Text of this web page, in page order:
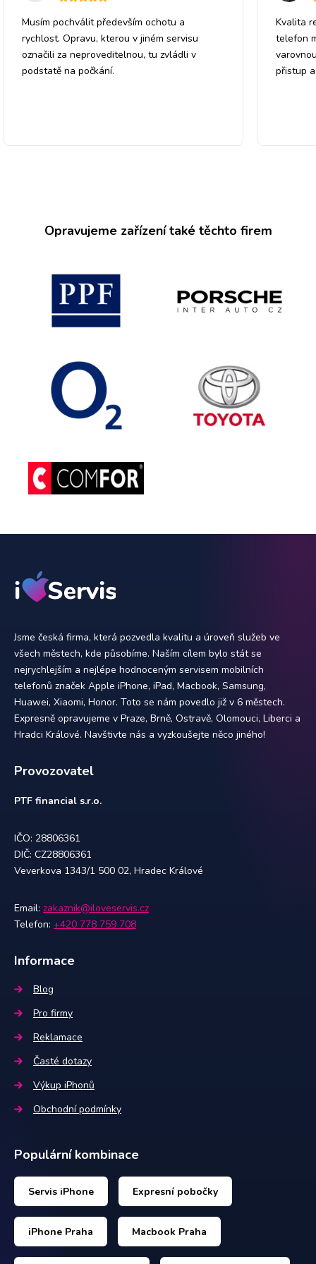
Musím pochválit především ochotu a
rychlost. Opravu, kterou v jiném servisu
označili za neproveditelnou, tu zvládli v
podstatě na počkání.
Kvalita
telefon
přistup
Opravujeme zařízení také těchto firem
Jsme česká firma, která pozvedla kvalitu a úroveň služeb ve
všech městech, kde působíme. Naším cílem bylo stát se
nejrychlejším a nejlépe hodnoceným servisem mobilních
telefonů značek Apple iPhone, iPad, Macbook, Samsung,
Huawei, Xiaomi, Honor. Toto se nám povedlo již v 6 městech.
Expresně opravujeme v Praze, Brně, Ostravě, Olomouci, Liberci a
Hradci Králové. Navštivte nás a vyzkoušejte něco jiného!
Provozovatel
PTF financial s.r.o.
IČO: 28806361
DIČ: CZ28806361
Veverkova 1343/1 500 02, Hradec Králové
Email: zakaznik@iloveservis.cz
Telefon: +420 778 759 708
Informace
Blog
Pro firmy
Reklamace
Časté dotazy
Výkup iPhonů
Obchodní podmínky
Populární kombinace
Servis iPhone Expresní pobočky
iPhone Praha Macbook Praha